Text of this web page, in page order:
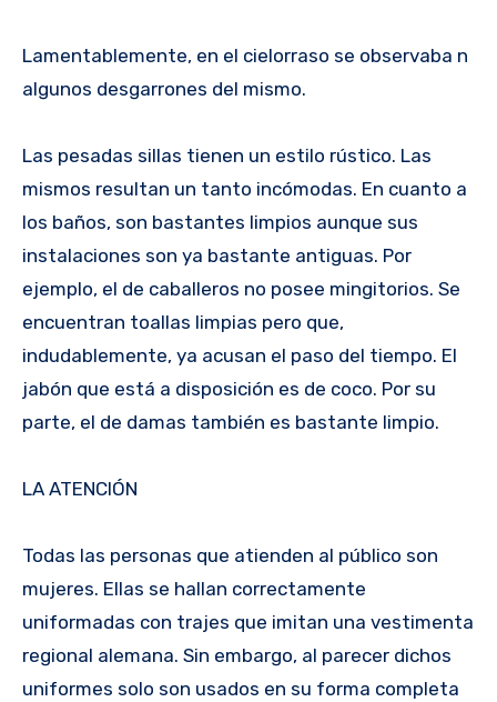
Lamentablemente, en el cielorraso se observaba n
algunos desgarrones del mismo.
Las pesadas sillas tienen un estilo rústico. Las
mismos resultan un tanto incómodas. En cuanto a
los baños, son bastantes limpios aunque sus
instalaciones son ya bastante antiguas. Por
ejemplo, el de caballeros no posee mingitorios. Se
encuentran toallas limpias pero que,
indudablemente, ya acusan el paso del tiempo. El
jabón que está a disposición es de coco. Por su
parte, el de damas también es bastante limpio.
LA ATENCIÓN
Todas las personas que atienden al público son
mujeres. Ellas se hallan correctamente
uniformadas con trajes que imitan una vestimenta
regional alemana. Sin embargo, al parecer dichos
uniformes solo son usados en su forma completa